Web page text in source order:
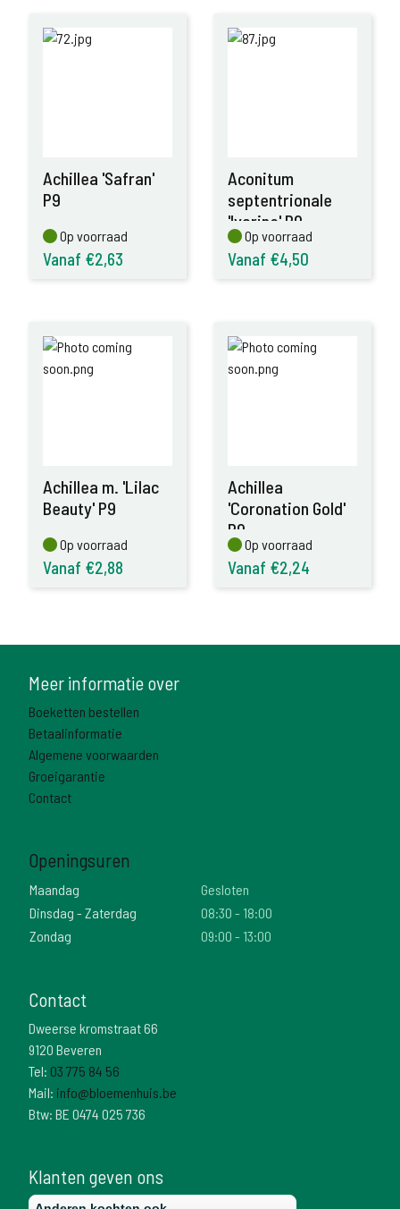
Achillea 'Safran'
P9
Op voorraad
Op voorraad
Vanaf €2,63
Aconitum
septentrionale
'Ivorine' P9
Op voorraad
Op voorraad
Vanaf €4,50
Achillea m. 'Lilac
Beauty' P9
Op voorraad
Op voorraad
Vanaf €2,88
Achillea
'Coronation Gold'
P9
Op voorraad
Op voorraad
Vanaf €2,24
Meer informatie over
Boeketten bestellen
Betaalinformatie
Algemene voorwaarden
Groeigarantie
Contact
Openingsuren
Maandag
Gesloten
Dinsdag - Zaterdag
08:30 - 18:00
Zondag
09:00 - 13:00
Contact
Dweerse kromstraat 66
9120 Beveren
Tel: 03 775 84 56
Mail: info@bloemenhuis.be
Btw: BE 0474 025 736
Klanten geven ons